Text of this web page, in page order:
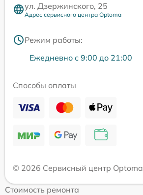
ул. Дзержинского, 25
Адрес сервисного центра Optoma
Режим работы:
Ежедневно с 9:00 до 21:00
Способы оплаты
© 2026 Сервисный центр Optoma
Стоимость ремонта